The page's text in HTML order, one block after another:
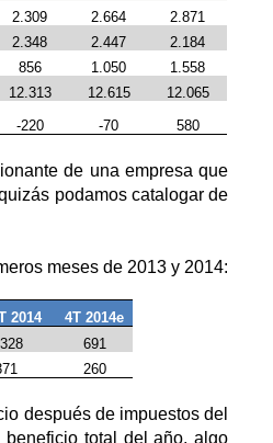
2.309 2.664
2.871
2.348 2.447
2.184
856 1.050
1.558
12.313 12.615
12.065
-220 -70 580
de una empresa que
podamos catalogar de
meses de 2013 y 2014:
2014
4T 2014e
691
260
después de impuestos del
total del año, algo